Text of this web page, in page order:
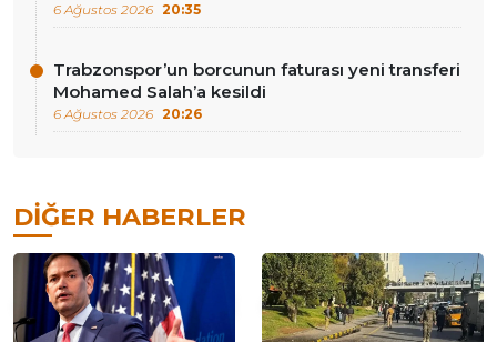
6 Ağustos 2026 20:35
Trabzonspor’un borcunun faturası yeni transferi
Mohamed Salah’a kesildi
6 Ağustos 2026 20:26
DIĞER HABERLER